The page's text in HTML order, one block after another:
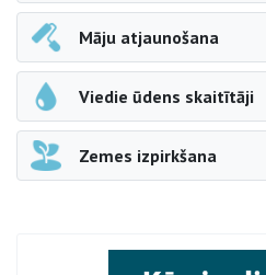
Māju atjaunošana
Viedie ūdens skaitītāji
Zemes izpirkšana